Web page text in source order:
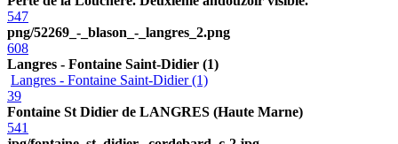
547
png/52269_-_blason_-_langres_2.png
608
Langres - Fontaine Saint-Didier (1)
Langres - Fontaine Saint-Didier (1)
39
Fontaine St Didier de LANGRES (Haute Marne)
541